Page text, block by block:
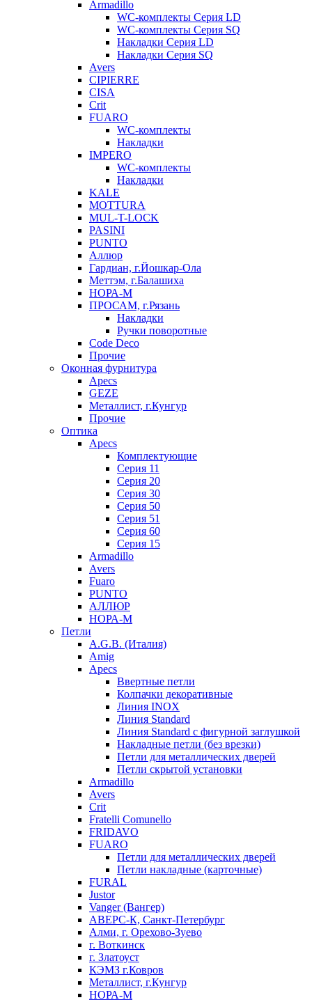
Armadillo
WC-комплекты Серия LD
WC-комплекты Серия SQ
Накладки Серия LD
Накладки Серия SQ
Avers
CIPIERRE
CISA
Crit
FUARO
WC-комплекты
Накладки
IMPERO
WC-комплекты
Накладки
KALE
MOTTURA
MUL-T-LOCK
PASINI
PUNTO
Аллюр
Гардиан, г.Йошкар-Ола
Меттэм, г.Балашиха
НОРА-М
ПРОСАМ, г.Рязань
Накладки
Ручки поворотные
Code Deco
Прочие
Оконная фурнитура
Apecs
GEZE
Металлист, г.Кунгур
Прочие
Оптика
Apecs
Комплектующие
Серия 11
Серия 20
Серия 30
Серия 50
Серия 51
Серия 60
Серия 15
Armadillo
Avers
Fuaro
PUNTO
АЛЛЮР
НОРА-М
Петли
A.G.B. (Италия)
Amig
Apecs
Ввертные петли
Колпачки декоративные
Линия INOX
Линия Standard
Линия Standard с фигурной заглушкой
Накладные петли (без врезки)
Петли для металлических дверей
Петли скрытой установки
Armadillo
Avers
Crit
Fratelli Comunello
FRIDAVO
FUARO
Петли для металлических дверей
Петли накладные (карточные)
FURAL
Justor
Vanger (Вангер)
АВЕРС-К, Санкт-Петербург
Алми, г. Орехово-Зуево
г. Воткинск
г. Златоуст
КЭМЗ г.Ковров
Металлист, г.Кунгур
НОРА-М